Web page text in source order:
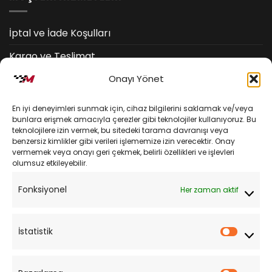
Onayı Yönet
En iyi deneyimleri sunmak için, cihaz bilgilerini saklamak ve/veya
bunlara erişmek amacıyla çerezler gibi teknolojiler kullanıyoruz. Bu
teknolojilere izin vermek, bu sitedeki tarama davranışı veya
benzersiz kimlikler gibi verileri işlememize izin verecektir. Onay
vermemek veya onayı geri çekmek, belirli özellikleri ve işlevleri
olumsuz etkileyebilir.
Fonksiyonel Her zaman aktif
İstatistik
İptal ve İade Koşulları
Kargo ve Teslimat
Kişisel Verilerin Korunması
Mesafeli Satış Sözleşmesi
YARDIM
Sipariş Takibi